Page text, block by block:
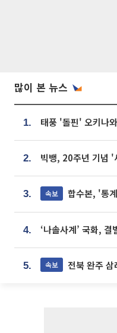
많이 본 뉴스
1.
2.
3. 속보 합수본, '통계 조작'
4.
5. 속보 전북 완주 삼